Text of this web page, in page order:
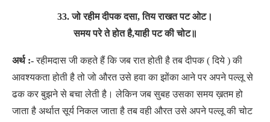
33.जो रहीम दीपक दसा, तिय राखत पट ओट।
समय परे ते होत है,याही पट की चोट॥
अर्थ :-रहीमदास जी कहते हैं कि जब रात होती है तब दीपक ( दिये ) की
आवश्यकता होती है तो जो औरत उसे हवा का झोंका आने पर अपने पल्लू से
ढक कर बुझने से बचा लेती है। लेकिन जब सुबह उसका समय ख़तम हो
जाता है अर्थात सूर्य निकल जाता है तब वही औरत उसे अपने पल्लू की चोट